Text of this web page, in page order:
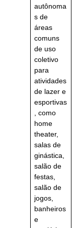
autônoma
s de
áreas
comuns
de uso
coletivo
para
atividades
de lazer e
esportivas
, como
home
theater,
salas de
ginástica,
salão de
festas,
salão de
jogos,
banheiros
e